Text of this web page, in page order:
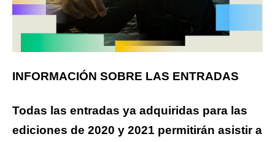
INFORMACIÓN SOBRE LAS ENTRADAS
Todas las entradas ya adquiridas para las
ediciones de 2020 y 2021 permitirán asistir a